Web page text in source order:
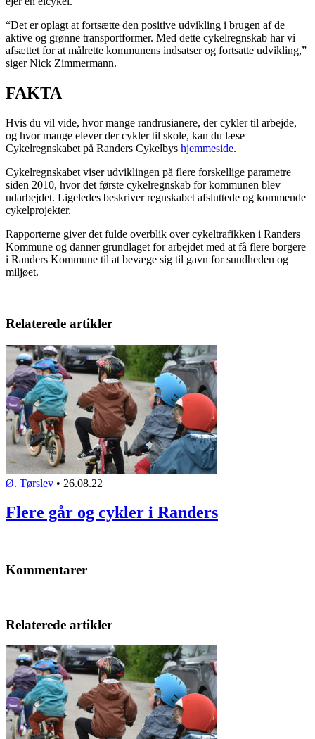
“Det er oplagt at fortsætte den positive udvikling i brugen af de
aktive og grønne transportformer. Med dette cykelregnskab har vi
afsættet for at målrette kommunens indsatser og fortsatte udvikling,”
siger Nick Zimmermann.
FAKTA
Hvis du vil vide, hvor mange randrusianere, der cykler til arbejde,
og hvor mange elever der cykler til skole, kan du læse
Cykelregnskabet på Randers Cykelbys hjemmeside.
Cykelregnskabet viser udviklingen på flere forskellige parametre
siden 2010, hvor det første cykelregnskab for kommunen blev
udarbejdet. Ligeledes beskriver regnskabet afsluttede og kommende
cykelprojekter.
Rapporterne giver det fulde overblik over cykeltrafikken i Randers
Kommune og danner grundlaget for arbejdet med at få flere borgere
i Randers Kommune til at bevæge sig til gavn for sundheden og
miljøet.
Relaterede artikler
Ø. Tørslev • 26.08.22
Flere går og cykler i Randers
Kommentarer
Relaterede artikler